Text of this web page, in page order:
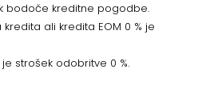
bodoče kreditne pogodbe.
ali kredita EOM 0 % je
strošek odobritve 0 %.